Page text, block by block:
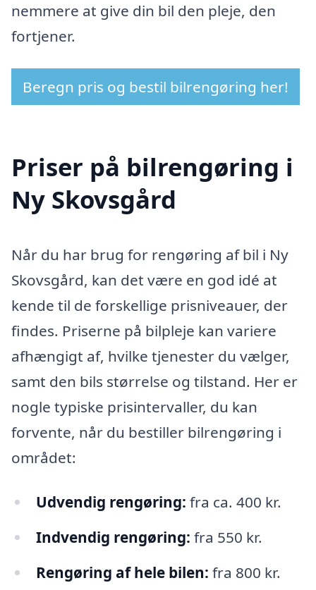
nemmere at give din bil den pleje, den
fortjener.
Beregn pris og bestil bilrengøring her!
Priser på bilrengøring i
Ny Skovsgård
Når du har brug for rengøring af bil i Ny
Skovsgård, kan det være en god idé at
kende til de forskellige prisniveauer, der
findes. Priserne på bilpleje kan variere
afhængigt af, hvilke tjenester du vælger,
samt den bils størrelse og tilstand. Her er
nogle typiske prisintervaller, du kan
forvente, når du bestiller bilrengøring i
området:
Udvendig rengøring: fra ca. 400 kr.
Indvendig rengøring: fra 550 kr.
Rengøring af hele bilen: fra 800 kr.